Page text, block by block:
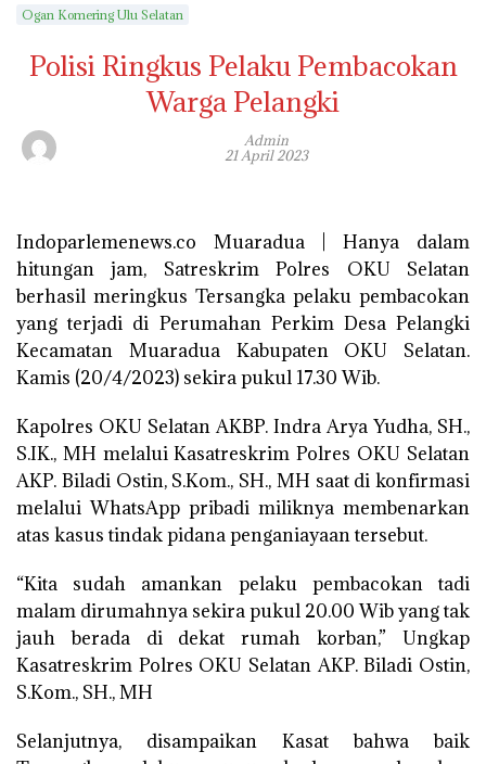
Ogan Komering Ulu Selatan
Polisi Ringkus Pelaku Pembacokan
Warga Pelangki
Admin
21 April 2023
Indoparlemenews.co Muaradua | Hanya dalam
hitungan jam, Satreskrim Polres OKU Selatan
berhasil meringkus Tersangka pelaku pembacokan
yang terjadi di Perumahan Perkim Desa Pelangki
Kecamatan Muaradua Kabupaten OKU Selatan.
Kamis (20/4/2023) sekira pukul 17.30 Wib.
Kapolres OKU Selatan AKBP. Indra Arya Yudha, SH.,
S.IK., MH melalui Kasatreskrim Polres OKU Selatan
AKP. Biladi Ostin, S.Kom., SH., MH saat di konfirmasi
melalui WhatsApp pribadi miliknya membenarkan
atas kasus tindak pidana penganiayaan tersebut.
“Kita sudah amankan pelaku pembacokan tadi
malam dirumahnya sekira pukul 20.00 Wib yang tak
jauh berada di dekat rumah korban,” Ungkap
Kasatreskrim Polres OKU Selatan AKP. Biladi Ostin,
S.Kom., SH., MH
Selanjutnya, disampaikan Kasat bahwa baik